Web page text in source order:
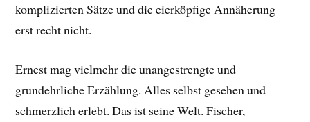
komplizierten Sätze und die eierköpfige Annäherung
erst recht nicht.
Ernest mag vielmehr die unangestrengte und
grundehrliche Erzählung. Alles selbst gesehen und
schmerzlich erlebt. Das ist seine Welt. Fischer,